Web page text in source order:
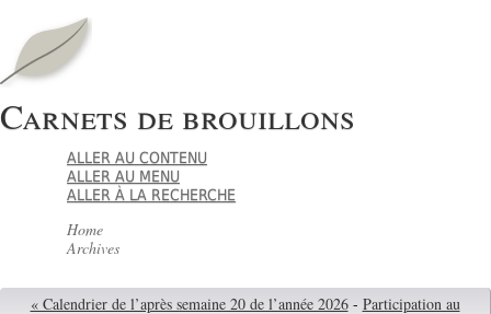
Carnets de brouillons
ALLER AU CONTENU
ALLER AU MENU
ALLER À LA RECHERCHE
Home
Archives
« Calendrier de l’après semaine 20 de l’année 2026 - Participation au